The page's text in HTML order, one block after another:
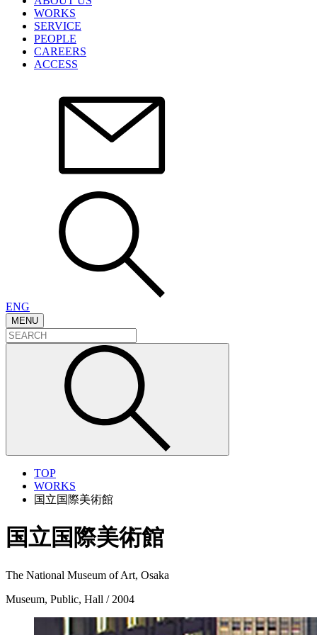
WORKS
SERVICE
PEOPLE
CAREERS
ACCESS
ENG
MENU
TOP
WORKS
国立国際美術館
国立国際美術館
The National Museum of Art, Osaka
Museum, Public, Hall / 2004